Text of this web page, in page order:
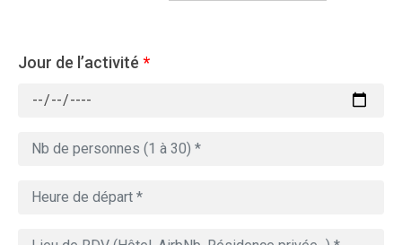
Jour de l’activité *